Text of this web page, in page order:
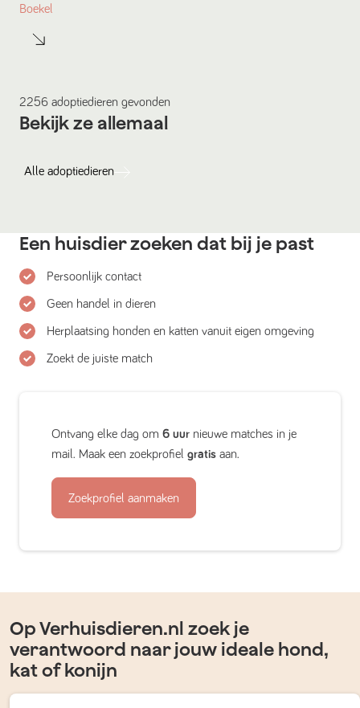
Boekel
2256 adoptiedieren gevonden
Bekijk ze allemaal
Alle adoptiedieren
Een huisdier zoeken dat bij je past
Persoonlijk contact
Geen handel in dieren
Herplaatsing honden en katten vanuit eigen omgeving
Zoekt de juiste match
Ontvang elke dag om 6 uur nieuwe matches in je
mail. Maak een zoekprofiel gratis aan.
Zoekprofiel aanmaken
Op Verhuisdieren.nl zoek je
verantwoord naar jouw ideale hond,
kat of konijn